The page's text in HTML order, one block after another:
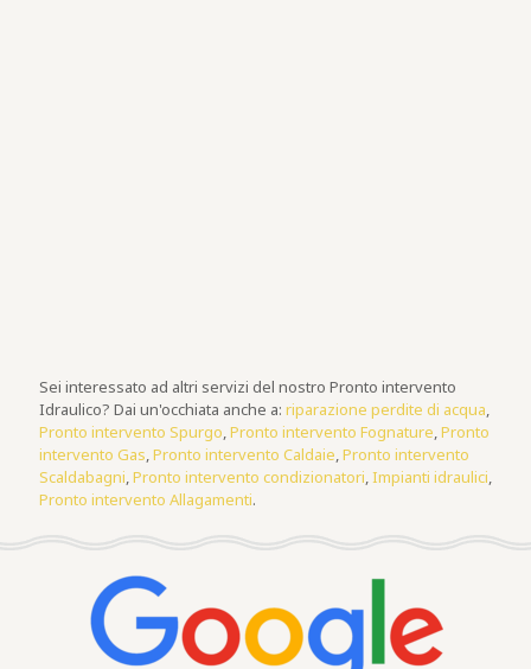
Sei interessato ad altri servizi del nostro Pronto intervento
Idraulico? Dai un'occhiata anche a: riparazione perdite di acqua,
Pronto intervento Spurgo,Pronto intervento Fognature,Pronto
intervento Gas,Pronto intervento Caldaie,Pronto intervento
Scaldabagni,Pronto intervento condizionatori,Impianti idraulici,
Pronto intervento Allagamenti.